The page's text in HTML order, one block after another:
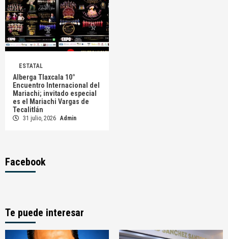
ESTATAL
Alberga Tlaxcala 10°
Encuentro Internacional del
Mariachi; invitado especial
es el Mariachi Vargas de
Tecalitlán
31 julio, 2026 Admin
Facebook
Te puede interesar